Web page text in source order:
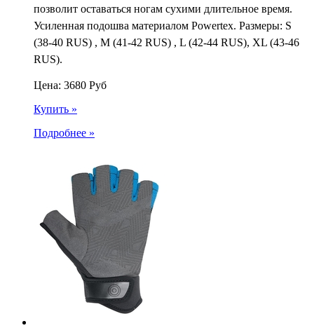
позволит оставаться ногам сухими длительное время.
Усиленная подошва материалом Powertex. Размеры: S
(38-40 RUS) , M (41-42 RUS) , L (42-44 RUS), XL (43-46
RUS).
Цена: 3680 Руб
Купить »
Подробнее »